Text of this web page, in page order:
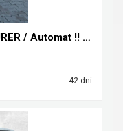
Mercedes Vito 2.2 CDI 114 TOURER / Automat !! Extr...
42 dni